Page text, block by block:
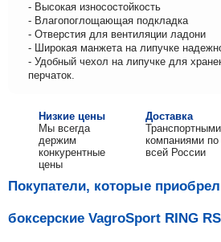
- Высокая износостойкость
- Влагопоглощающая подкладка
- Отверстия для вентиляции ладони
- Широкая манжета на липучке
- Удобный чехол на липучке для
перчаток.
Низкие цены
Мы всегда
держим
конкурентные
цены
Доставка
Транспортными
компаниями по
всей России
Покупатели, которые
боксерские VagroSport RING